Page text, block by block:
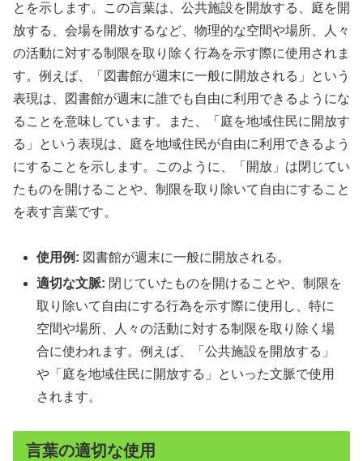
とを示します。この言葉は、公共施設を開放する、庭を開
放する、会場を開放するなど、物理的な空間や場所、人々
の活動に対する制限を取り除く行為を示す際に使用されま
す。例えば、「図書館が週末に一般に開放される」という
表現は、図書館が週末に誰でも自由に利用できるようにな
ることを意味しています。また、「庭を地域住民に開放す
る」という表現は、庭を地域住民が自由に利用できるよう
にすることを示します。このように、「開放」は閉じてい
たものを開けることや、制限を取り除いて自由にすること
を表す言葉です。
使用例: 図書館が週末に一般に開放される。
適切な文脈: 閉じていたものを開けることや、制限を
取り除いて自由にする行為を示す際に使用し、特に
空間や場所、人々の活動に対する制限を取り除く場
合に使われます。例えば、「公共施設を開放する」
や「庭を地域住民に開放する」といった文脈で使用
されます。
言葉の適切な使用